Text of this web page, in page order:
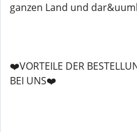
ganzen Land und
❤️VORTEILE DER
BEI UNS❤️